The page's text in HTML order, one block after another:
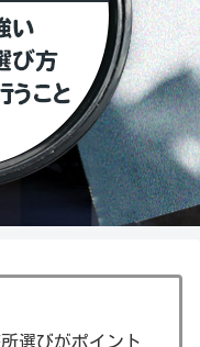
選びがポイント